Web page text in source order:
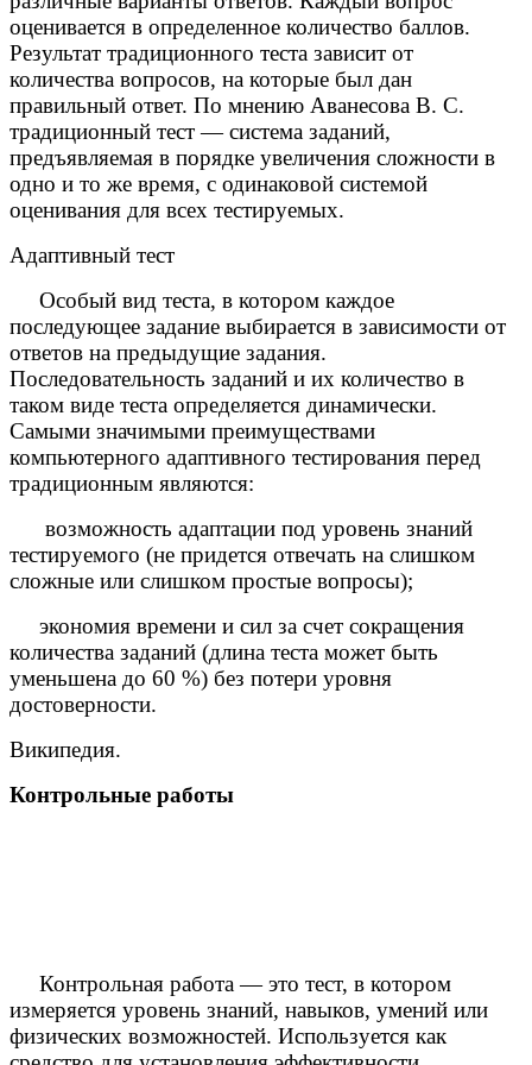
оценивается в определенное количество баллов.
Результат традиционного теста зависит от
количества вопросов, на которые был дан
правильный ответ. По мнению Аванесова В. С.
традиционный тест — система заданий,
предъявляемая в порядке увеличения сложности в
одно и то же время, с одинаковой системой
оценивания для всех тестируемых.
Адаптивный тест
Особый вид теста, в котором каждое
последующее задание выбирается в зависимости от
ответов на предыдущие задания.
Последовательность заданий и их количество в
таком виде теста определяется динамически.
Самыми значимыми преимуществами
компьютерного адаптивного тестирования перед
традиционным являются:
возможность адаптации под уровень знаний
тестируемого (не придется отвечать на слишком
сложные или слишком простые вопросы);
экономия времени и сил за счет сокращения
количества заданий (длина теста может быть
уменьшена до 60 %) без потери уровня
достоверности.
Википедия.
Контрольные работы
Контрольная работа — это тест, в котором
измеряется уровень знаний, навыков, умений или
физических возможностей. Используется как